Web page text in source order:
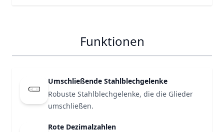
Funktionen
Umschließende Stahlblechgelenke
Robuste Stahlblechgelenke, die die Glieder
umschließen.
Rote Dezimalzahlen